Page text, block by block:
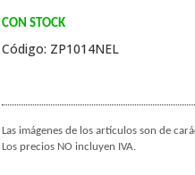
CON STOCK
Código: ZP1014NEL
Las imágenes de los artículos son de
Los precios NO incluyen IVA.